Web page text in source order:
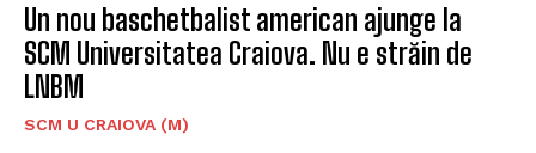
Un nou baschetbalist american ajunge la
SCM Universitatea Craiova. Nu e străin de
LNBM
SCM U CRAIOVA (M)